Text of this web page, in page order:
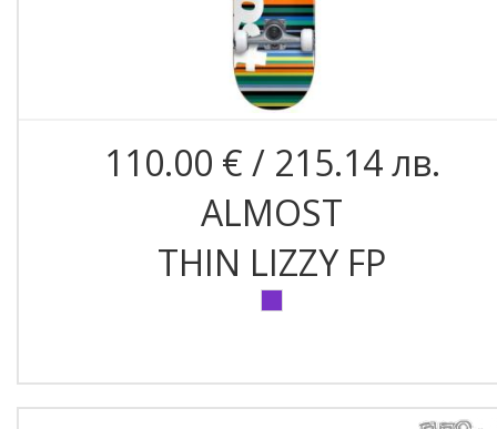
110.00 € / 215.14 лв.
ALMOST
THIN LIZZY FP